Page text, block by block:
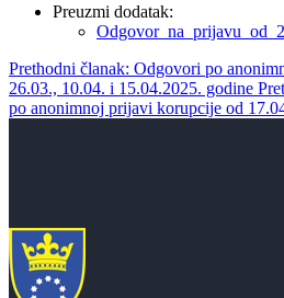
Preuzmi dodatak:
Prethodni članak: Odgovori po
26.03., 10.04. i 15.04.2025. godine Pret
po anonimnoj prijavi korupcije od